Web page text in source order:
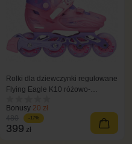
Rolki dla dziewczynki regulowane
Flying Eagle K10 różowo-
Bonusy 20 zł
-17%
399 zł